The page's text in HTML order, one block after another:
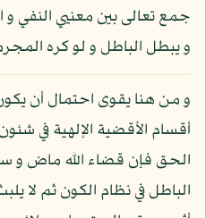
جمع تعالى بين معنيي النفي و
و يبطل الباطل و لو كره
و من هنا يقوى احتمال أن يكون
أقسام الأقضية الإلهية في
الحق فإن قضاء الله ماض و
الباطل في نظام الكون ثم لا